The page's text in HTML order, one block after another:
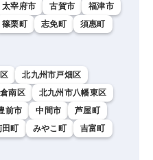
太宰府市 古賀市
福津市
篠栗町 志免町
須惠町
北九州市戸畑区
南区
北九州市八幡東区
前市 中間市
芦屋町
田町 みやこ町
吉富町